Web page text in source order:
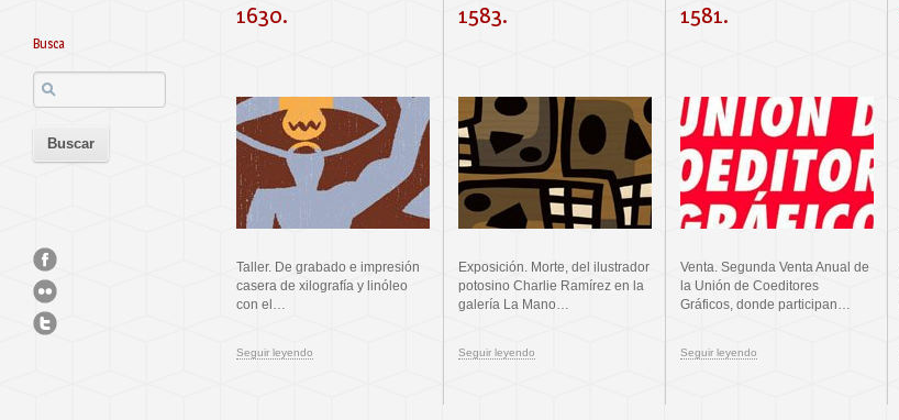
Busca
1630.
Taller. De grabado e impresión
casera de xilografía y linóleo
con el…
Seguir leyendo
1583.
Exposición. Morte, del ilustrador
potosino Charlie Ramírez en la
galería La Mano…
Seguir leyendo
1581.
Venta. Segunda Venta Anual de
la Unión de Coeditores
Gráficos, donde participan…
Seguir leyendo